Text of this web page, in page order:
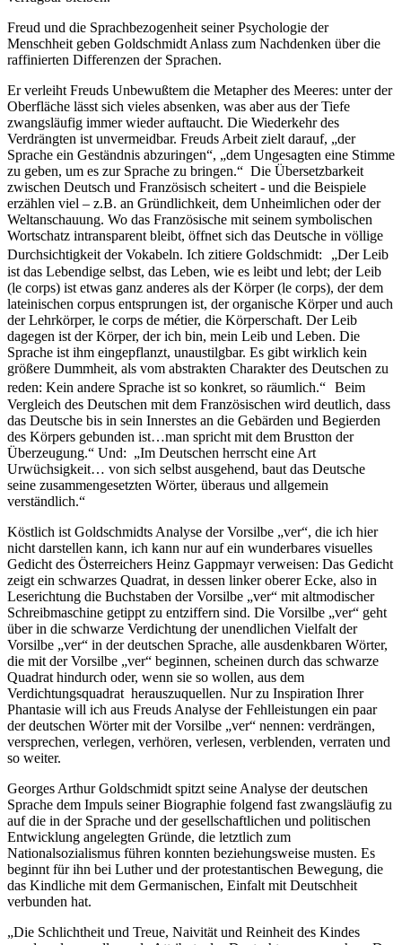
Freud und die Sprachbezogenheit seiner Psychologie der
Menschheit geben Goldschmidt Anlass zum Nachdenken über die
raffinierten Differenzen der Sprachen.
Er verleiht Freuds Unbewußtem die Metapher des Meeres: unter der
Oberfläche lässt sich vieles absenken, was aber aus der Tiefe
zwangsläufig immer wieder auftaucht. Die Wiederkehr des
Verdrängten ist unvermeidbar. Freuds Arbeit zielt darauf, „der
Sprache ein Geständnis abzuringen“, „dem Ungesagten eine Stimme
zu geben, um es zur Sprache zu bringen.“ Die Übersetzbarkeit
zwischen Deutsch und Französisch scheitert - und die Beispiele
erzählen viel – z.B. an Gründlichkeit, dem Unheimlichen oder der
Weltanschauung. Wo das Französische mit seinem symbolischen
Wortschatz intransparent bleibt, öffnet sich das Deutsche in völlige
Durchsichtigkeit der Vokabeln. Ich zitiere Goldschmidt: „Der Leib
ist das Lebendige selbst, das Leben, wie es leibt und lebt; der Leib
(le corps) ist etwas ganz anderes als der Körper (le corps), der dem
lateinischen corpus entsprungen ist, der organische Körper und auch
der Lehrkörper, le corps de métier, die Körperschaft. Der Leib
dagegen ist der Körper, der ich bin, mein Leib und Leben. Die
Sprache ist ihm eingepflanzt, unaustilgbar. Es gibt wirklich kein
größere Dummheit, als vom abstrakten Charakter des Deutschen zu
reden: Kein andere Sprache ist so konkret, so räumlich.“ Beim
Vergleich des Deutschen mit dem Französischen wird deutlich, dass
das Deutsche bis in sein Innerstes an die Gebärden und Begierden
des Körpers gebunden ist…man spricht mit dem Brustton der
Überzeugung.“ Und: „Im Deutschen herrscht eine Art
Urwüchsigkeit… von sich selbst ausgehend, baut das Deutsche
seine zusammengesetzten Wörter, überaus und allgemein
verständlich.“
Köstlich ist Goldschmidts Analyse der Vorsilbe „ver“, die ich hier
nicht darstellen kann, ich kann nur auf ein wunderbares visuelles
Gedicht des Österreichers Heinz Gappmayr verweisen: Das Gedicht
zeigt ein schwarzes Quadrat, in dessen linker oberer Ecke, also in
Leserichtung die Buchstaben der Vorsilbe „ver“ mit altmodischer
Schreibmaschine getippt zu entziffern sind. Die Vorsilbe „ver“ geht
über in die schwarze Verdichtung der unendlichen Vielfalt der
Vorsilbe „ver“ in der deutschen Sprache, alle ausdenkbaren Wörter,
die mit der Vorsilbe „ver“ beginnen, scheinen durch das schwarze
Quadrat hindurch oder, wenn sie so wollen, aus dem
Verdichtungsquadrat herauszuquellen. Nur zu Inspiration Ihrer
Phantasie will ich aus Freuds Analyse der Fehlleistungen ein paar
der deutschen Wörter mit der Vorsilbe „ver“ nennen: verdrängen,
versprechen, verlegen, verhören, verlesen, verblenden, verraten und
so weiter.
Georges Arthur Goldschmidt spitzt seine Analyse der deutschen
Sprache dem Impuls seiner Biographie folgend fast zwangsläufig zu
auf die in der Sprache und der gesellschaftlichen und politischen
Entwicklung angelegten Gründe, die letztlich zum
Nationalsozialismus führen konnten beziehungsweise musten. Es
beginnt für ihn bei Luther und der protestantischen Bewegung, die
das Kindliche mit dem Germanischen, Einfalt mit Deutschheit
verbunden hat.
„Die Schlichtheit und Treue, Naivität und Reinheit des Kindes